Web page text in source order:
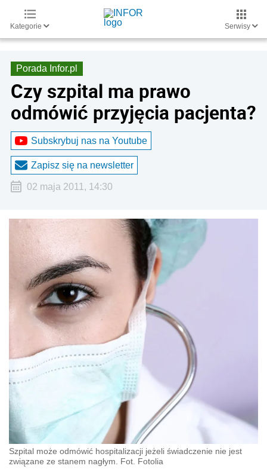
Kategorie Serwisy
Porada Infor.pl
Czy szpital ma prawo
odmówić przyjęcia pacjenta?
Subskrybuj nas na Youtube
Zapisz się na newsletter
02 maja 2011, 14:30
Szpital może odmówić hospitalizacji jeżeli świadczenie nie jest
związane ze stanem nagłym. Fot. Fotolia